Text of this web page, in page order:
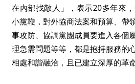
在內部找敵人」，表示20多年來
小黨鞭，對外協商法案和預算、帶
事攻防、協調黨團成員要進入各個
理急需問題等等，都是抱持服務的
相處和諧融洽，且已建立深厚的革命